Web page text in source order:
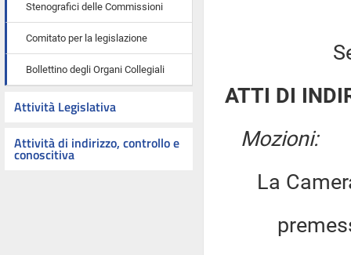
Stenografici delle Commissioni
Comitato per la legislazione
Bollettino degli Organi Collegiali
Attività Legislativa
Attività di indirizzo, controllo e
conoscitiva
ATTI DI
Mozioni:
La